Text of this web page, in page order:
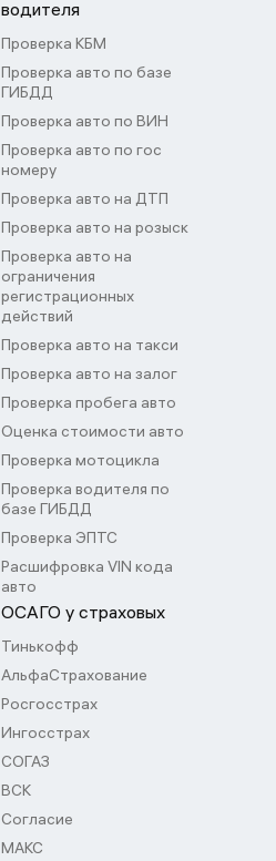
водителя
Проверка КБМ
Проверка авто по базе
ГИБДД
Проверка авто по ВИН
Проверка авто по гос
номеру
Проверка авто на ДТП
Проверка авто на розыск
Проверка авто на
ограничения
регистрационных
действий
Проверка авто на такси
Проверка авто на залог
Проверка пробега авто
Оценка стоимости авто
Проверка мотоцикла
Проверка водителя по
базе ГИБДД
Проверка ЭПТС
Расшифровка VIN кода
авто
ОСАГО у страховых
Тинькофф
АльфаСтрахование
Росгосстрах
Ингосстрах
СОГАЗ
ВСК
Согласие
МАКС